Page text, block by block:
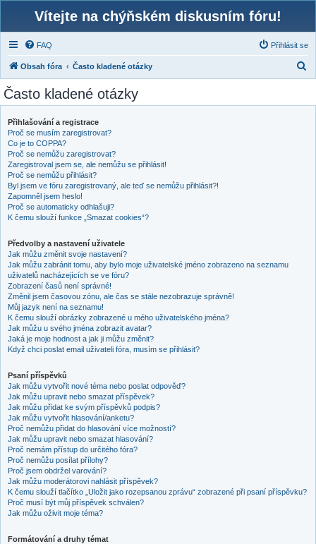
Vítejte na chýňském diskusním fóru!
FAQ Přihlásit se
Obsah fóra Často kladené otázky
Často kladené otázky
Přihlašování a registrace
Proč se musím zaregistrovat?
Co je to COPPA?
Proč se nemůžu zaregistrovat?
Zaregistroval jsem se, ale nemůžu se přihlásit!
Proč se nemůžu přihlásit?
Byl jsem ve fóru zaregistrovaný, ale teď se nemůžu přihlásit?!
Zapomněl jsem heslo!
Proč se automaticky odhlašuji?
K čemu slouží funkce „Smazat cookies“?
Předvolby a nastavení uživatele
Jak můžu změnit svoje nastavení?
Jak můžu zabránit tomu, aby bylo moje uživatelské jméno zobrazeno na seznamu
uživatelů nacházejících se ve fóru?
Zobrazení časů není správné!
Změnil jsem časovou zónu, ale čas se stále nezobrazuje správně!
Můj jazyk není na seznamu!
K čemu slouží obrázky zobrazené u mého uživatelského jména?
Jak můžu u svého jména zobrazit avatar?
Jaká je moje hodnost a jak ji můžu změnit?
Když chci poslat email uživateli fóra, musím se přihlásit?
Psaní příspěvků
Jak můžu vytvořit nové téma nebo poslat odpověď?
Jak můžu upravit nebo smazat příspěvek?
Jak můžu přidat ke svým příspěvků podpis?
Jak můžu vytvořit hlasování/anketu?
Proč nemůžu přidat do hlasování více možností?
Jak můžu upravit nebo smazat hlasování?
Proč nemám přístup do určitého fóra?
Proč nemůžu posílat přílohy?
Proč jsem obdržel varování?
Jak můžu moderátorovi nahlásit příspěvek?
K čemu slouží tlačítko „Uložit jako rozepsanou zprávu“ zobrazené při psaní příspěvku?
Proč musí být můj příspěvek schválen?
Jak můžu oživit moje téma?
Formátování a druhy témat